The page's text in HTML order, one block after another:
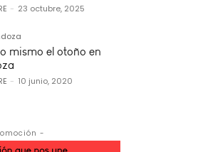
- 23 octubre, 2025
mismo el otoño en
- 10 junio, 2020
-